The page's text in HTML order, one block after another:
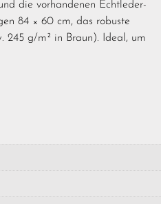
die vorhandenen Echtleder-
84 × 60 cm, das robuste
245 g/m² in Braun). Ideal, um